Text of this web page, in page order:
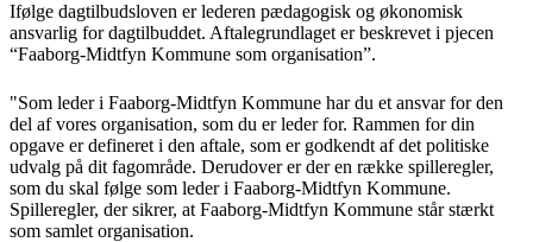
Ifølge dagtilbudsloven er lederen pædagogisk og økonomisk
ansvarlig for dagtilbuddet. Aftalegrundlaget er beskrevet i pjecen
“Faaborg-Midtfyn Kommune som organisation”.
"Som leder i Faaborg-Midtfyn Kommune har du et ansvar for den
del af vores organisation, som du er leder for. Rammen for din
opgave er defineret i den aftale, som er godkendt af det politiske
udvalg på dit fagområde. Derudover er der en række spilleregler,
som du skal følge som leder i Faaborg-Midtfyn Kommune.
Spilleregler, der sikrer, at Faaborg-Midtfyn Kommune står stærkt
som samlet organisation.